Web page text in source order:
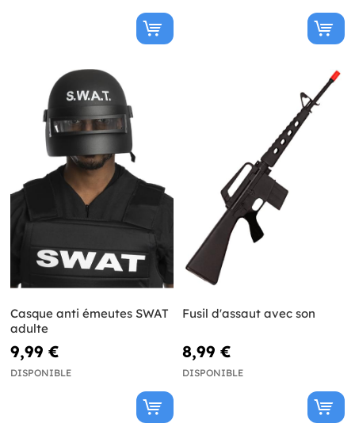
Casque anti émeutes SWAT
adulte
9,99 €
DISPONIBLE
Fusil d'assaut avec son
8,99 €
DISPONIBLE